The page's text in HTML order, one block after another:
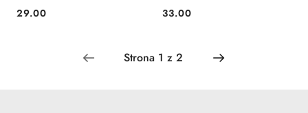
Cena:
29.00 Cena:
33.00